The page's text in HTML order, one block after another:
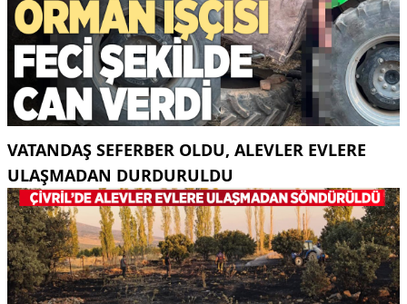
VATANDAŞ SEFERBER OLDU, ALEVLER EVLERE
ULAŞMADAN DURDURULDU